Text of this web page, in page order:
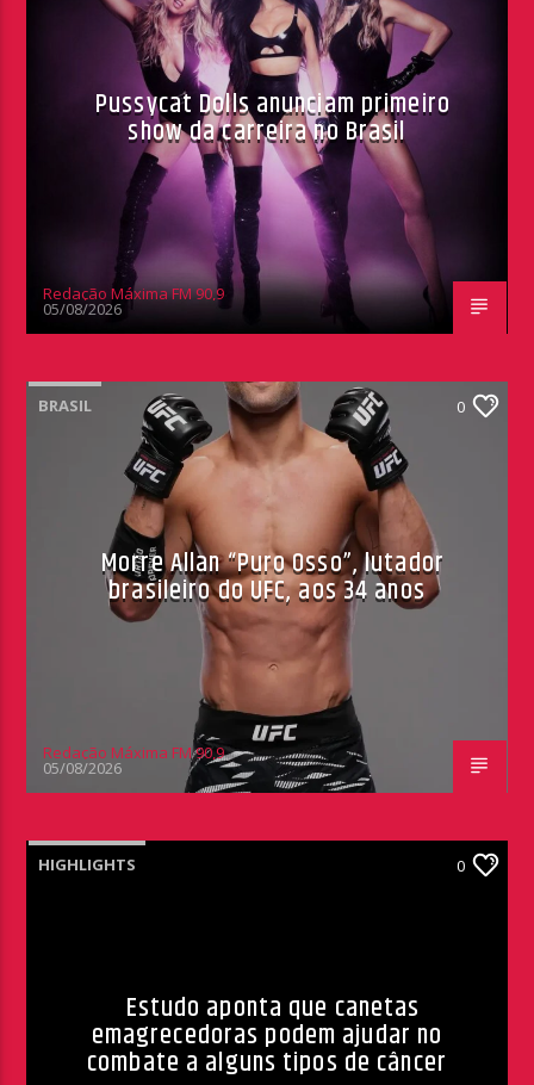
Pussycat Dolls anunciam primeiro
show da carreira no Brasil
Redação Máxima FM 90,9
05/08/2026
BRASIL 0
Morre Allan “Puro Osso”, lutador
brasileiro do UFC, aos 34 anos
Redação Máxima FM 90,9
05/08/2026
HIGHLIGHTS 0
Estudo aponta que canetas
emagrecedoras podem ajudar no
combate a alguns tipos de câncer